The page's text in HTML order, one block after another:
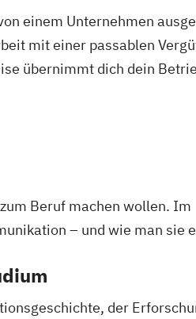
einem Unternehmen
mit einer passablen
übernimmt dich dein
Beruf machen wollen. Im
– und wie man sie
der